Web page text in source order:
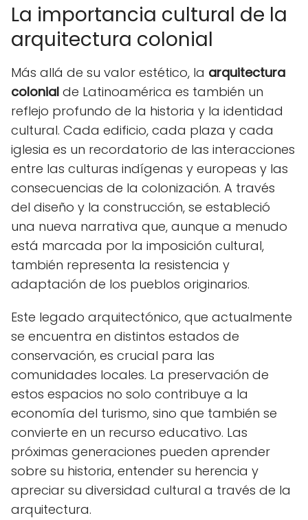
La importancia cultural de la
arquitectura colonial
Más allá de su valor estético, la arquitectura
colonial de Latinoamérica es también un
reflejo profundo de la historia y la identidad
cultural. Cada edificio, cada plaza y cada
iglesia es un recordatorio de las interacciones
entre las culturas indígenas y europeas y las
consecuencias de la colonización. A través
del diseño y la construcción, se estableció
una nueva narrativa que, aunque a menudo
está marcada por la imposición cultural,
también representa la resistencia y
adaptación de los pueblos originarios.
Este legado arquitectónico, que actualmente
se encuentra en distintos estados de
conservación, es crucial para las
comunidades locales. La preservación de
estos espacios no solo contribuye a la
economía del turismo, sino que también se
convierte en un recurso educativo. Las
próximas generaciones pueden aprender
sobre su historia, entender su herencia y
apreciar su diversidad cultural a través de la
arquitectura.